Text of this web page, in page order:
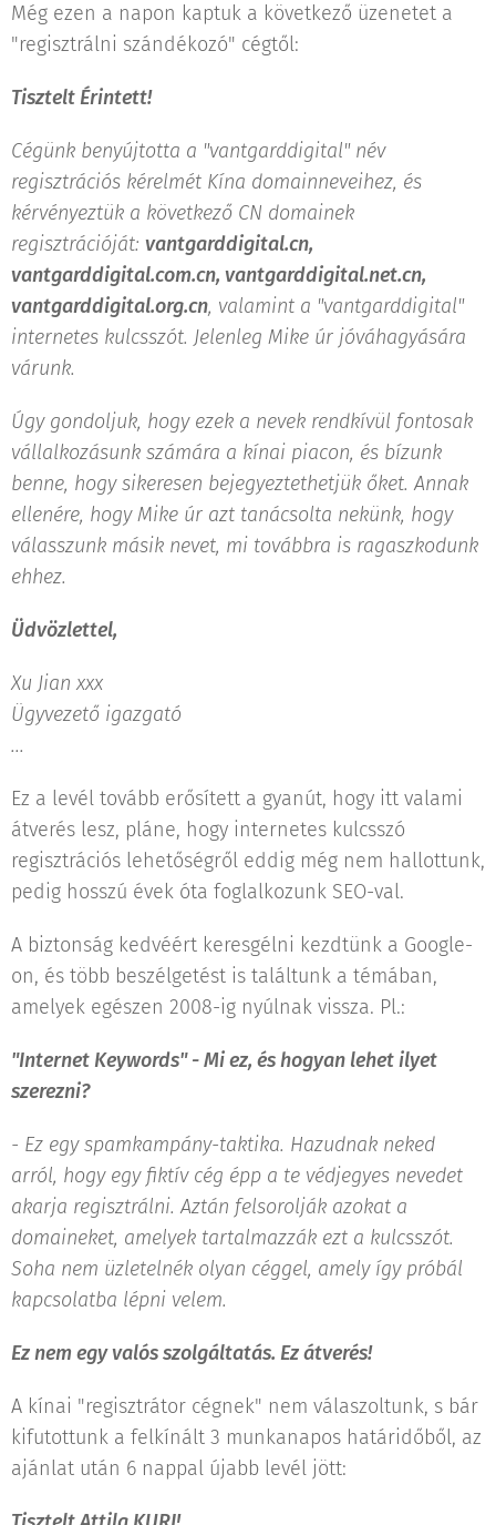
Még ezen a napon kaptuk a következő üzenetet a
"regisztrálni szándékozó" cégtől:
Tisztelt Érintett!
Cégünk benyújtotta a "vantgarddigital" név
regisztrációs kérelmét Kína domainneveihez, és
kérvényeztük a következő CN domainek
regisztrációját: vantgarddigital.cn,
vantgarddigital.com.cn, vantgarddigital.net.cn,
vantgarddigital.org.cn, valamint a "vantgarddigital"
internetes kulcsszót. Jelenleg Mike úr jóváhagyására
várunk.
Úgy gondoljuk, hogy ezek a nevek rendkívül fontosak
vállalkozásunk számára a kínai piacon, és bízunk
benne, hogy sikeresen bejegyeztethetjük őket. Annak
ellenére, hogy Mike úr azt tanácsolta nekünk, hogy
válasszunk másik nevet, mi továbbra is ragaszkodunk
ehhez.
Üdvözlettel,
Xu Jian xxx
Ügyvezető igazgató
...
Ez a levél tovább erősített a gyanút, hogy itt valami
átverés lesz, pláne, hogy internetes kulcsszó
regisztrációs lehetőségről eddig még nem hallottunk,
pedig hosszú évek óta foglalkozunk SEO-val.
A biztonság kedvéért keresgélni kezdtünk a Google-
on, és több beszélgetést is találtunk a témában,
amelyek egészen 2008-ig nyúlnak vissza. Pl.:
"Internet Keywords" - Mi ez, és hogyan lehet ilyet
szerezni?
- Ez egy spamkampány-taktika. Hazudnak neked
arról, hogy egy fiktív cég épp a te védjegyes nevedet
akarja regisztrálni. Aztán felsorolják azokat a
domaineket, amelyek tartalmazzák ezt a kulcsszót.
Soha nem üzletelnék olyan céggel, amely így próbál
kapcsolatba lépni velem.
Ez nem egy valós szolgáltatás. Ez átverés!
A kínai "regisztrátor cégnek" nem válaszoltunk, s bár
kifutottunk a felkínált 3 munkanapos határidőből, az
ajánlat után 6 nappal újabb levél jött: